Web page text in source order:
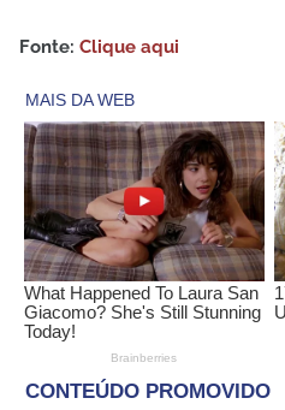
Fonte: Clique aqui